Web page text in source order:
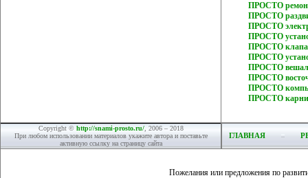
ПРОСТО
ПРОСТО
ПРОСТО
ПРОСТО
ПРОСТО
ПРОСТО
ПРОСТО
ПРОСТО
ПРОСТО
ПРОСТО
Copyright © http://snami-prosto.ru/, 2006 – 2018
При любом использовании материалов укажите автора и поставьте
активную ссылку на страницу сайта
ГЛАВНАЯ
Пожелания или предложения по